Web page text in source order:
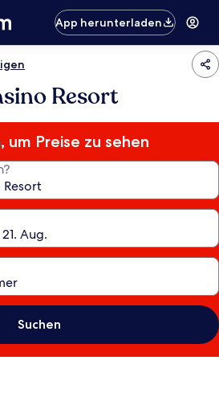
App herunterladen
Resort
Preise zu sehen
Suchen